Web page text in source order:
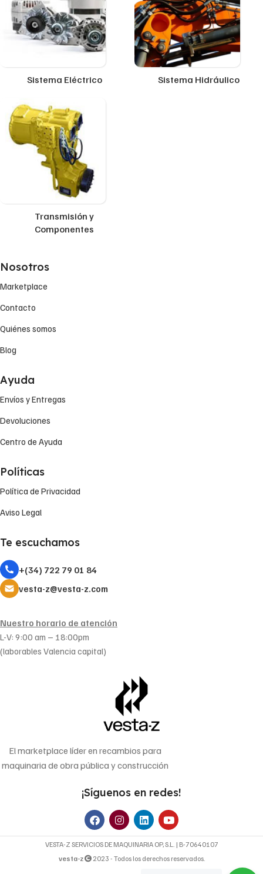
Sistema Eléctrico Sistema Hidráulico
Transmisión y
Componentes
Nosotros
Marketplace
Contacto
Quiénes somos
Blog
Ayuda
Envíos y Entregas
Devoluciones
Centro de Ayuda
Políticas
Política de Privacidad
Aviso Legal
Te escuchamos
+(34) 722 79 01 84
vesta-z@vesta-z.com
Nuestro horario de atención
L-V: 9:00 am – 18:00pm
(laborables Valencia capital)
El marketplace líder en recambios para
maquinaria de obra pública y construcción
¡Síguenos en redes!
VESTA-Z SERVICIOS DE MAQUINARIA OP, S.L. | B-70640107
vesta-z
2023 - Todos los derechos reservados.